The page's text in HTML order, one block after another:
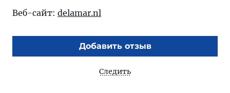
Веб-сайт: delamar.nl
Добавить отзыв
Следить